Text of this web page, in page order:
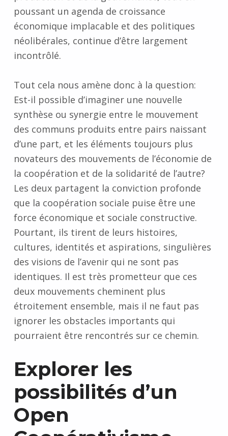
poussant un agenda de croissance
économique implacable et des politiques
néolibérales, continue d’être largement
incontrôlé.
Tout cela nous amène donc à la question:
Est-il possible d’imaginer une nouvelle
synthèse ou synergie entre le mouvement
des communs produits entre pairs naissant
d’une part, et les éléments toujours plus
novateurs des mouvements de l’économie de
la coopération et de la solidarité de l’autre?
Les deux partagent la conviction profonde
que la coopération sociale puise être une
force économique et sociale constructive.
Pourtant, ils tirent de leurs histoires,
cultures, identités et aspirations, singulières
des visions de l’avenir qui ne sont pas
identiques. Il est très prometteur que ces
deux mouvements cheminent plus
étroitement ensemble, mais il ne faut pas
ignorer les obstacles importants qui
pourraient être rencontrés sur ce chemin.
Explorer les
possibilités d’un
Open